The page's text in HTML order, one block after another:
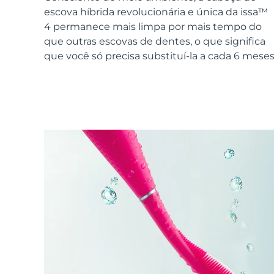
escova híbrida revolucionária e única da issa™
4 permanece mais limpa por mais tempo do
que outras escovas de dentes, o que significa
que você só precisa substituí-la a cada 6
All acne treatment devices
All revitalizing eye massagers
Cuidados de pele KIWI™
Advanced pore care essentials
LUNA™ Dual-Peptide Scalp
Serum
For healthy hair
issa™ Teeth Whitening Gel
18% PAP
Cosméticos Homens